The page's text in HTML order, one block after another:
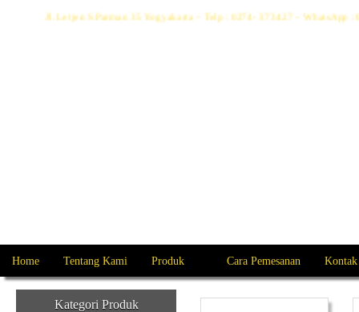
Jl. Letjen S Parman 35 Yogyakarta - Telp : 0274- 373427 -
Home Tentang Kami Produk Cara Pemesanan
Kategori Produk